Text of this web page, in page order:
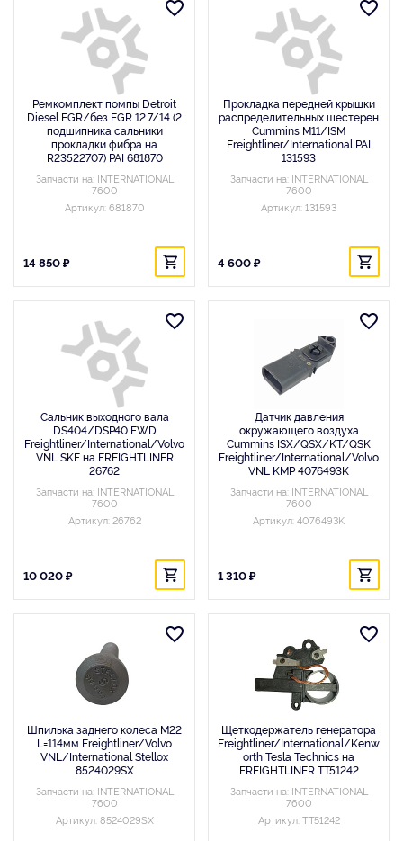
Ремкомплект помпы Detroit
Diesel EGR/без EGR 12.7/14 (2
подшипника сальники
прокладки фибра на
R23522707) PAI 681870
Запчасти на: INTERNATIONAL
7600
Артикул: 681870
14 850 ₽
Прокладка передней крышки
распределительных шестерен
Cummins M11/ISM
Freightliner/International PAI
131593
Запчасти на: INTERNATIONAL
7600
Артикул: 131593
4 600 ₽
Сальник выходного вала
DS404/DSP40 FWD
Freightliner/International/Volvo
VNL SKF на FREIGHTLINER
26762
Запчасти на: INTERNATIONAL
7600
Артикул: 26762
10 020 ₽
Датчик давления
окружающего воздуха
Cummins ISX/QSX/KT/QSK
Freightliner/International/Volvo
VNL KMP 4076493K
Запчасти на: INTERNATIONAL
7600
Артикул: 4076493K
1 310 ₽
Шпилька заднего колеса M22
L=114мм Freightliner/Volvo
VNL/International Stellox
8524029SX
Запчасти на: INTERNATIONAL
7600
Артикул: 8524029SX
Щеткодержатель генератора
Freightliner/International/Kenw
orth Tesla Technics на
FREIGHTLINER TT51242
Запчасти на: INTERNATIONAL
7600
Артикул: TT51242